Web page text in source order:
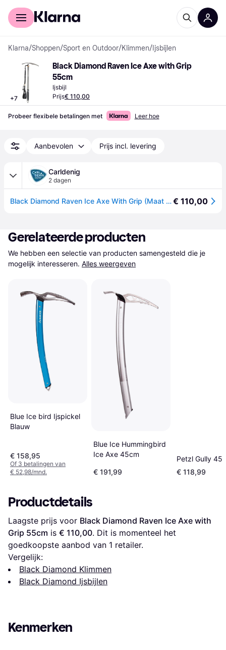
Voor shoppers
Klarna/Shoppen/Sport en Outdoor/Klimmen/ Ijsbijlen
+7
Black Diamond Raven Ice Axe with Grip
55cm
Ijsbijl
Prijs€ 110,00
Probeer flexibele betalingen met Leer hoe
Aanbevolen Prijs incl. levering
Carldenig
2 dagen
Black Diamond Raven Ice Axe With Grip (Maat - 55 cm, Kleur - No color)€ 110,00
Gerelateerde producten
We hebben een selectie van producten samengesteld die je
mogelijk interesseren. Alles weergeven
Blue Ice bird Ijspickel
Blauw
€ 158,95
Of 3 betalingen van
€ 52,98/mnd.
Blue Ice Hummingbird
Ice Axe 45cm
€ 191,99
Petzl Gully
€ 118,99
Productdetails
Laagste prijs voor Black Diamond Raven Ice Axe with
Grip 55cm is € 110,00. Dit is momenteel het
goedkoopste aanbod van 1 retailer.
Vergelijk:
Black Diamond Klimmen
Black Diamond Ijsbijlen
Kenmerken